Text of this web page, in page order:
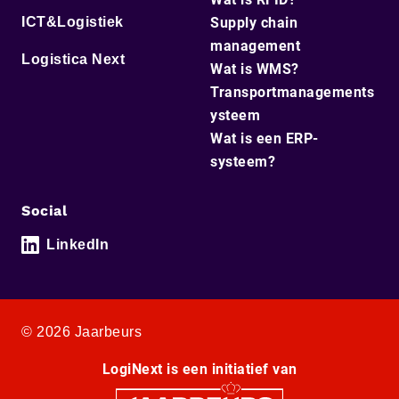
ICT&Logistiek
Logistica Next
Supply chain
management
Wat is WMS?
Transportmanagements
ysteem
Wat is een ERP-
systeem?
Social
LinkedIn
© 2026 Jaarbeurs
LogiNext is een initiatief van